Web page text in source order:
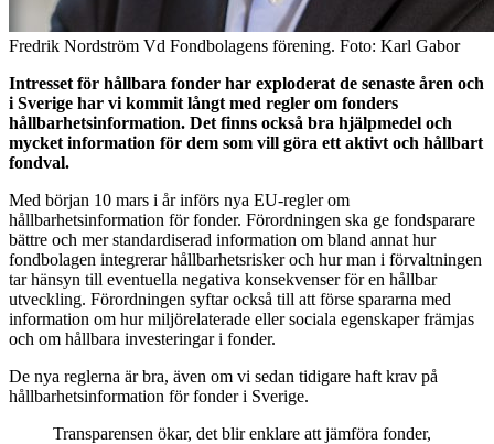
Fredrik Nordström Vd Fondbolagens förening. Foto: Karl Gabor
Intresset för hållbara fonder har exploderat de senaste åren och
i Sverige har vi kommit långt med regler om fonders
hållbarhetsinformation. Det finns också bra hjälpmedel och
mycket information för dem som vill göra ett aktivt och hållbart
fondval.
Med början 10 mars i år införs nya EU-regler om
hållbarhetsinformation för fonder. Förordningen ska ge fondsparare
bättre och mer standardiserad information om bland annat hur
fondbolagen integrerar hållbarhetsrisker och hur man i förvaltningen
tar hänsyn till eventuella negativa konsekvenser för en hållbar
utveckling. Förordningen syftar också till att förse spararna med
information om hur miljörelaterade eller sociala egenskaper främjas
och om hållbara investeringar i fonder.
De nya reglerna är bra, även om vi sedan tidigare haft krav på
hållbarhetsinformation för fonder i Sverige.
Transparensen ökar, det blir enklare att jämföra fonder,